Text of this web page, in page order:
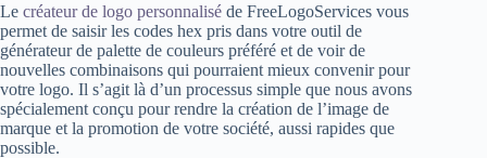
Le créateur de logo personnalisé de FreeLogoServices vous
permet de saisir les codes hex pris dans votre outil de
générateur de palette de couleurs préféré et de voir de
nouvelles combinaisons qui pourraient mieux convenir pour
votre logo. Il s’agit là d’un processus simple que nous avons
spécialement conçu pour rendre la création de l’image de
marque et la promotion de votre société, aussi rapides que
possible.